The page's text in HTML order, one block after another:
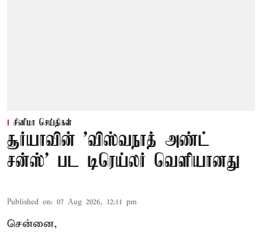
சினிமா செய்திகள்
சூர்யாவின் 'விஸ்வநாத் அண்ட்
சன்ஸ்' பட டிரெய்லர் வெளியானது
Published on: 07 Aug 2026, 12:11 pm
சென்னை,